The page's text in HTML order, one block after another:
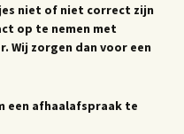
niet of niet correct zijn
op te nemen met
Wij zorgen dan voor een
een afhaalafspraak te